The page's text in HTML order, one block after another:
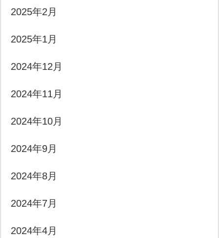
2025年2月
2025年1月
2024年12月
2024年11月
2024年10月
2024年9月
2024年8月
2024年7月
2024年4月